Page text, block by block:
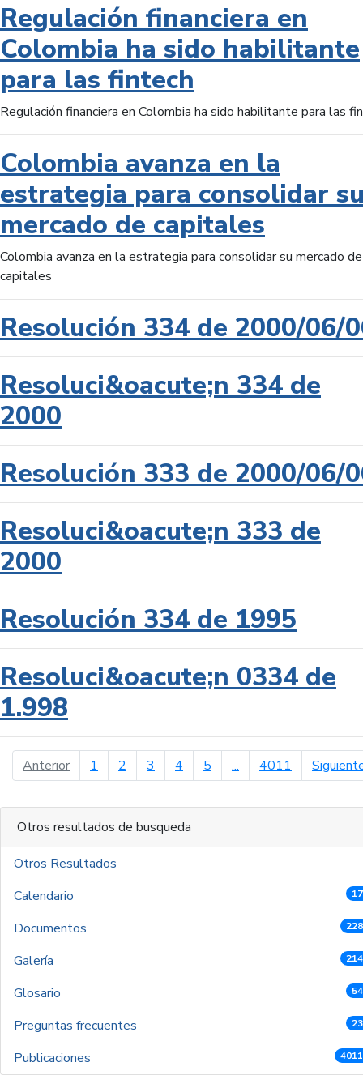
Regulación financiera en
Colombia ha sido habilitante
para las fintech
Regulación financiera en Colombia ha sido habilitante para las
Colombia avanza en la
estrategia para consolidar
mercado de capitales
Colombia avanza en la estrategia para consolidar su mercado de
capitales
Resolución 334 de 2000/06/
Resoluci&oacute;n 334 de
2000
Resolución 333 de 2000/06/
Resoluci&oacute;n 333 de
2000
Resolución 334 de 1995
Resoluci&oacute;n 0334 de
1.998
Anteriorpágina anterior
1 2 3 4 5 ... 4011
Otros resultados de busqueda
Otros Resultados
Calendario
Documentos
Galería
Glosario
Preguntas frecuentes
Publicaciones